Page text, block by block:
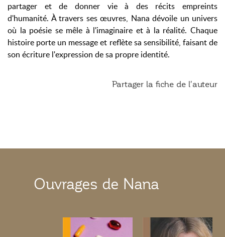
partager et de donner vie à des récits empreints
d'humanité. À travers ses œuvres, Nana dévoile un univers
où la poésie se mêle à l'imaginaire et à la réalité. Chaque
histoire porte un message et reflète sa sensibilité, faisant de
son écriture l'expression de sa propre identité.
Partager la fiche de l'auteur
Ouvrages de Nana